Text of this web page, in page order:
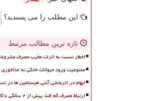
این مطلب را می پسندید؟
تازه ترین مطالب مرتبط
اخطار نسبت به اثرات مخرب مصرف
ممنوعیت ورود حیوانات خانگی به غذاخوری
ابهام در اثربخشی آنتی هیستامین ها در
ارتباط مصرف کم قند پیش از ۲ سالگی با کاهش خطر آلزایمر